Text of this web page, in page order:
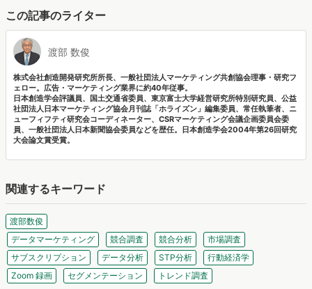
この記事のライター
渡部 数俊
株式会社創造開発研究所所長、一般社団法人マーケティング共創協会理事・研究フ
ェロー。広告・マーケティング業界に約40年従事。
日本創造学会評議員、国土交通省委員、東京富士大学経営研究所特別研究員、公益
社団法人日本マーケティング協会月刊誌「ホライズン」編集委員、常任執筆者、ニ
ューフィフティ研究会コーディネーター、CSRマーケティング会議企画委員会委
員、一般社団法人日本新聞協会委員などを歴任。日本創造学会2004年第26回研究
大会論文賞受賞。
関連するキーワード
渡部数俊
データマーケティング
競合調査 競合分析
市場調査
サブスクリプション
データ分析 STP分析
行動経済学
Zoom 録画
セグメンテーション トレンド調査